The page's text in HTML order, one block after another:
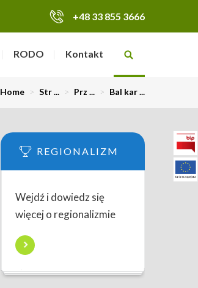
+48 33 855 3666
RODO Kontakt
Home > Str ... > Prz ... > Bal kar ...
REGIONALIZM
Wejdź i dowiedz się
więcej o regionalizmie